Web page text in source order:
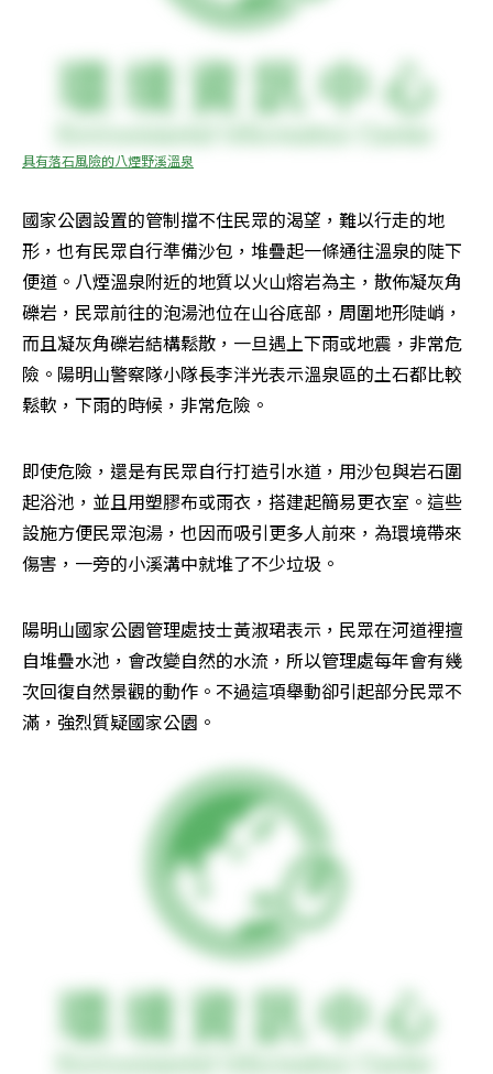
具有落石風險的八煙野溪溫泉
國家公園設置的管制擋不住民眾的渴望，難以行走的地
形，也有民眾自行準備沙包，堆疊起一條通往溫泉的陡下
便道。八煙溫泉附近的地質以火山熔岩為主，散佈凝灰角
礫岩，民眾前往的泡湯池位在山谷底部，周圍地形陡峭，
而且凝灰角礫岩結構鬆散，一旦遇上下雨或地震，非常危
險。陽明山警察隊小隊長李泮光表示溫泉區的土石都比較
鬆軟，下雨的時候，非常危險。
即使危險，還是有民眾自行打造引水道，用沙包與岩石圍
起浴池，並且用塑膠布或雨衣，搭建起簡易更衣室。這些
設施方便民眾泡湯，也因而吸引更多人前來，為環境帶來
傷害，一旁的小溪溝中就堆了不少垃圾。
陽明山國家公園管理處技士黃淑珺表示，民眾在河道裡擅
自堆疊水池，會改變自然的水流，所以管理處每年會有幾
次回復自然景觀的動作。不過這項舉動卻引起部分民眾不
滿，強烈質疑國家公園。